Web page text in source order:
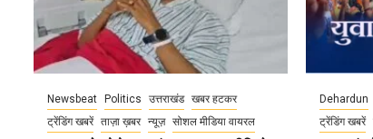
Newsbeat Politics उत्तराखंड खबर हटकर
ट्रेंडिंग खबरें ताज़ा ख़बर न्यूज़ सोशल मीडिया वायरल
Dehardun
ट्रेंडिंग खबरें